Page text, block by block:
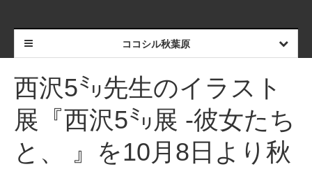
ココシル秋葉原
西沢5㍉先生のイラスト
展『西沢5㍉展 -彼女たち
と、 』を10月8日より秋